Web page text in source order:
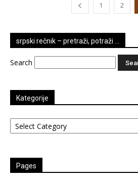
1 2
srpski rečnik – pretraži, potraži …
Search
Kategorije
Kategorije
Pages